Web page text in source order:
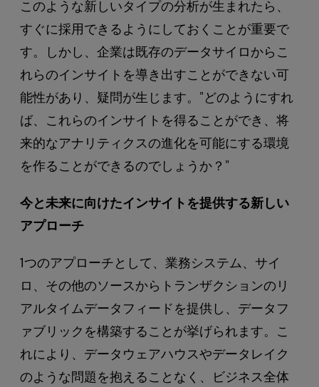
このような新しいタイプの分析が生まれたら、
すぐに採用できるようにしておくことが重要で
す。しかし、企業は既存のデータサイロからこ
れらのインサイトを導き出すことができない可
能性があり、疑問が生じます。"どのようにすれ
ば、これらのインサイトを得ることができ、将
来的なアナリティクスの進化を可能にする環境
を作ることができるのでしょうか？"
今と未来に向けたインサイトを提供する新しい
アプローチ
1つのアプローチとして、業務システム、サイ
ロ、その他のソースからトランザクションのリ
アルタイムデータフィードを提供し、データフ
ァブリックを構築することが挙げられます。こ
れにより、データウェアハウスやデータレイク
のような問題を抱えることなく、ビジネス全体